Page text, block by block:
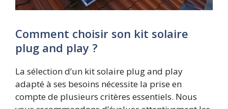
Comment choisir son kit solaire
plug and play ?
La sélection d’un kit solaire plug and play
adapté à ses besoins nécessite la prise en
compte de plusieurs critères essentiels. Nous